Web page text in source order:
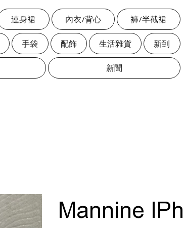
連身裙 內衣/背心 褲/半截裙
手袋 配飾 生活雜貨 新到
新聞
Mannine